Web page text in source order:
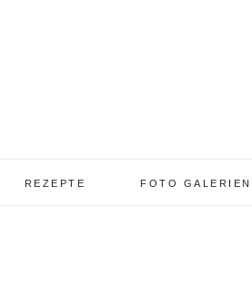
REZEPTE FOTO GALERIEN